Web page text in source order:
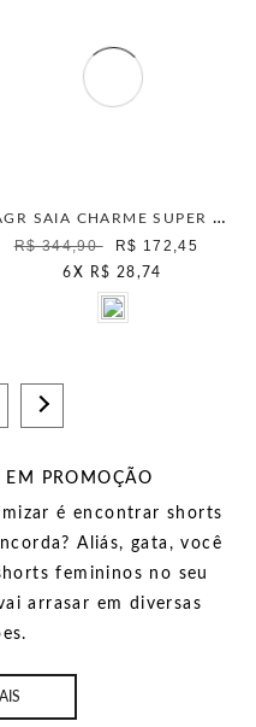
AGR SAIA CHARME SUPER JEANS OLIVA SUMMER
R$ 344,90
R$ 172,45
6 X R$ 28,74
PROMOÇÃO
é encontrar shorts
Aliás, gata, você
femininos no seu
arrasar em diversas